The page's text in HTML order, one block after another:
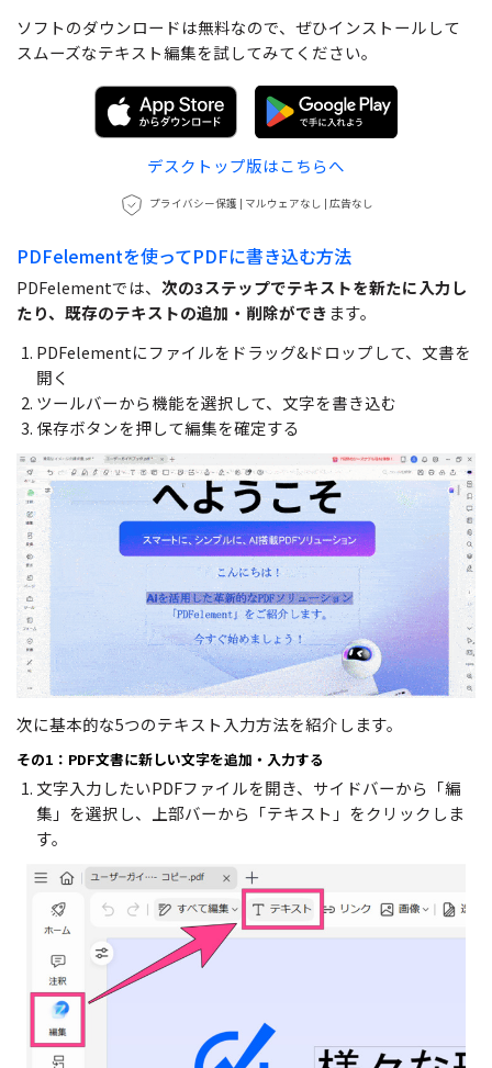
ソフトのダウンロードは無料なので、ぜひインストールして
スムーズなテキスト編集を試してみてください。
デスクトップ版はこちらへ
プライバシー保護 | マルウェアなし | 広告なし
PDFelementを使ってPDFに書き込む方法
PDFelementでは、 次の3ステップでテキストを新たに入力し
たり、既存のテキストの追加・削除ができ ます。
PDFelementにファイルをドラッグ&ドロップして、文書を
開く
ツールバーから機能を選択して、文字を書き込む
保存ボタンを押して編集を確定する
次に基本的な5つのテキスト入力方法を紹介します。
その1：PDF文書に新しい文字を追加・入力する
文字入力したいPDFファイルを開き、サイドバーから「編
集」を選択し、上部バーから「テキスト」をクリックしま
す。